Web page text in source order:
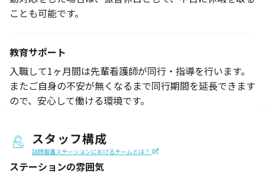
ことも可能です。
教育サポート
入職して1ヶ月間は先輩看護師が同行・指導を行います。
またご自身の不安が無くなるまで同行期間を延長できます
ので、安心して働ける環境です。
スタッフ構成
訪問看護ステーションにおけるチームとは？
ステーションの雰囲気